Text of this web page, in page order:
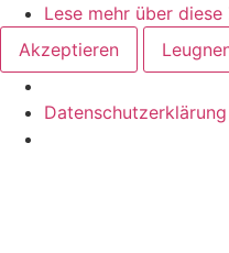
Lese mehr über
Akzeptieren
Datenschutzerklärung